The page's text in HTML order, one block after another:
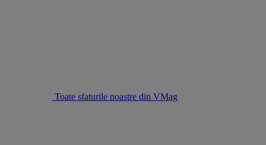
Toate sfaturile noastre din VMag